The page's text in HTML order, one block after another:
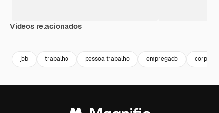
Vídeos relacionados
job trabalho pessoa trabalho empregado